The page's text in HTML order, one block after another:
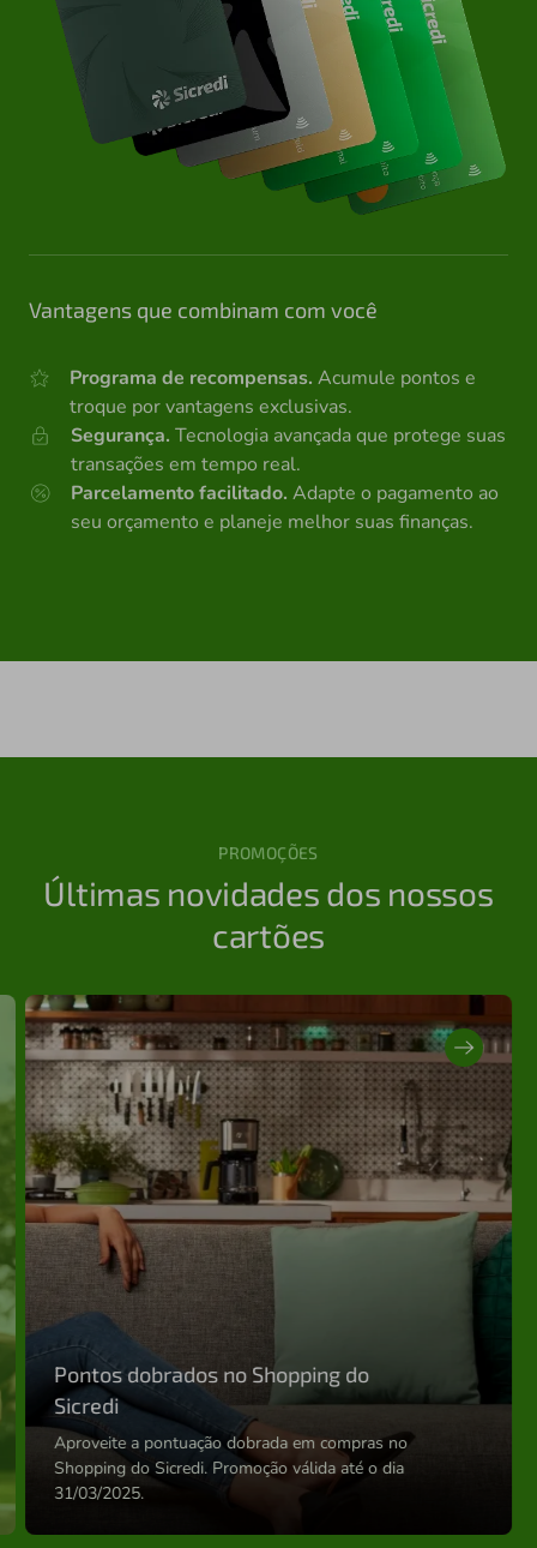
Vantagens que combinam com você
Programa de recompensas. Acumule pontos e
troque por vantagens exclusivas.
Segurança. Tecnologia avançada que protege suas
transações em tempo real.
Parcelamento facilitado. Adapte o pagamento ao
seu orçamento e planeje melhor suas finanças.
PROMOÇÕES
Últimas novidades dos nossos
cartões
Pontos dobrados no Shopping do
Sicredi
Aproveite a pontuação dobrada em compras no
Shopping do Sicredi. Promoção válida até o dia
31/03/2025.